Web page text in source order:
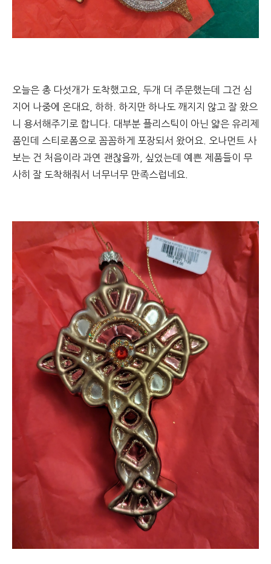
오늘은 총 다섯개가 도착했고요, 두개 더 주문했는데 그건 심
지어 나중에 온대요, 하하. 하지만 하나도 깨지지 않고 잘 왔으
니 용서해주기로 합니다. 대부분 플리스틱이 아닌 얇은 유리제
품인데 스티로폼으로 꼼꼼하게 포장되서 왔어요. 오나먼트 사
보는 건 처음이라 과연 괜찮을까, 싶었는데 예쁜 제품들이 무
사히 잘 도착해줘서 너무너무 만족스럽네요.